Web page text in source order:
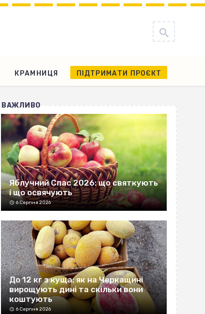
КРАМНИЦЯ ПІДТРИМАТИ ПРОЄКТ
ВАЖЛИВО
Яблучний Спас 2026: що святкують
і що освячують
6 Серпня 2026
До 12 кг з куща: як на Черкащині
вирощують дині та скільки вони
коштують
6 Серпня 2026